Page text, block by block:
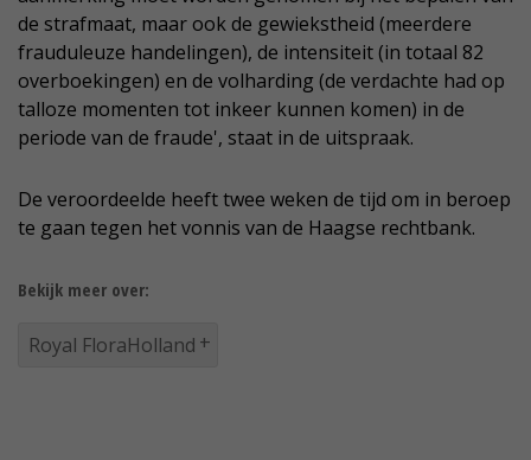
de strafmaat, maar ook de gewiekstheid (meerdere
frauduleuze handelingen), de intensiteit (in totaal 82
overboekingen) en de volharding (de verdachte had op
talloze momenten tot inkeer kunnen komen) in de
periode van de fraude', staat in de uitspraak.
De veroordeelde heeft twee weken de tijd om in beroep
te gaan tegen het vonnis van de Haagse rechtbank.
Bekijk meer over:
Royal FloraHolland